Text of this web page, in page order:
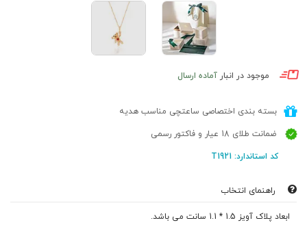
موجود در انبار آماده ارسال
بسته بندی اختصاصی ساعتچی مناسب هدیه
ضمانت طلای 18 عیار و فاکتور رسمی
کد استاندارد: T1921
راهنمای انتخاب
ابعاد پلاک آویز 1.5 * 1.1 سانت می باشد.